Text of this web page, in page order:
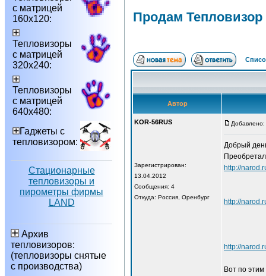
с матрицей
160х120:
Тепловизоры
с матрицей
320х240:
Тепловизоры
с матрицей
640х480:
Гаджеты с
тепловизором:
Стационарные
тепловизоры и
пирометры фирмы
LAND
Архив
тепловизоров:
(тепловизоры снятые
с производства)
Продам Тепловизор
Автор
KOR-56RUS
Зарегистрирован:
13.04.2012
Сообщения: 4
Откуда: Россия, Оренбург
Добрый
http://
http://
http://
Вот по